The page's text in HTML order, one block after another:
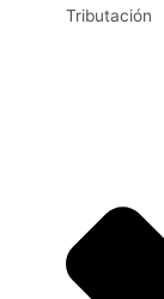
Tributación